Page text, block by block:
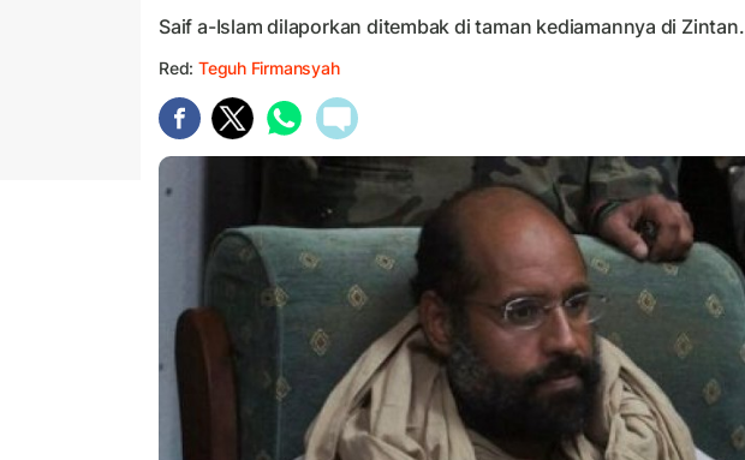
Saif a-Islam dilaporkan ditembak di taman kediamannya di Zintan.
Red: Teguh Firmansyah